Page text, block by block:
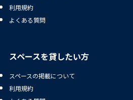
利用規約
よくある質問
スペースを貸したい方
スペースの掲載について
利用規約